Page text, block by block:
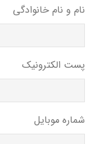
نام و نام خانوادگی
پست الکترونیک
شماره موبایل